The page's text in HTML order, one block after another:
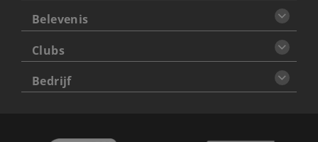
Belevenis
Clubs
Bedrijf